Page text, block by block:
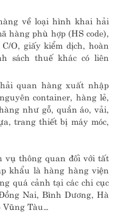
về loại hình khai hải
hàng phù hợp (HS code),
O, giấy kiểm dịch, hoàn
sách thuế khác có liên
quan hàng xuất nhập
container, hàng lẻ,
như gỗ, quần áo, vải,
trang thiết bị máy móc,
vụ thông quan đối với tất
khẩu là hàng hàng viện
quá cảnh tại các chi cục
Nai, Bình Dương, Hà
Vũng Tàu…